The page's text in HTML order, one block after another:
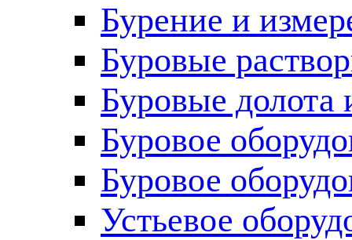
Бурение и
Буровые
Буровые долота
Буровое
Буровое
Устьевое